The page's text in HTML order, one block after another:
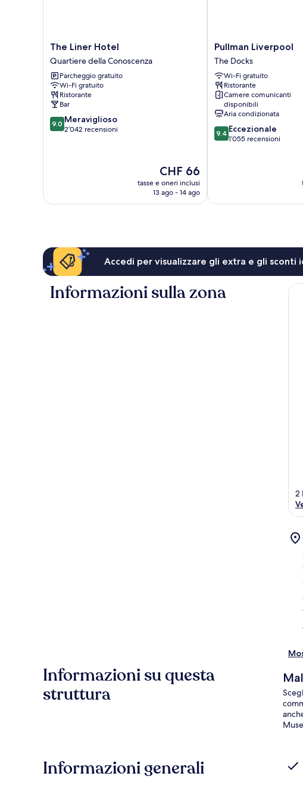
The
Liner
Hotel
Quartiere
della
Conoscenza
The Liner Hotel
Quartiere della Conoscenza
Parcheggio gratuito
Wi-Fi gratuito
Ristorante
Bar
9.0
su
9.0 Meraviglioso
2’042 recensioni
Il
prezzo
attuale
CHF 66
tasse e oneri inclusi
13 ago - 14 ago
Pullman
Liverpool
The
Docks
Pullman Liverpool
The Docks
Wi-Fi gratuito
Ristorante
Camere comunicanti
disponibili
Aria condizionata
9.4
su
9.4 Eccezionale
1’055 recensioni
Accedi per visualizzare gli extra e gli sconti
Informazioni sulla zona
2
Informazioni su questa
struttura
Informazioni generali